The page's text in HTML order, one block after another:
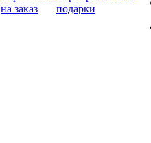
на заказ
подарки